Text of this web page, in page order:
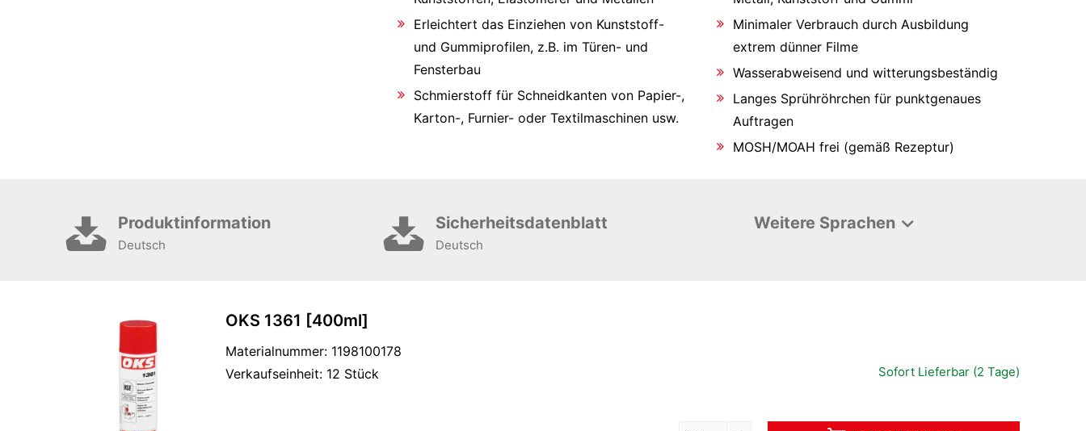
Erleichtert das Einziehen von Kunststoff-
und Gummiprofilen, z.B. im Türen- und
Fensterbau
Schmierstoff für Schneidkanten von Papier-,
Karton-, Furnier- oder Textilmaschinen usw.
Minimaler Verbrauch durch Ausbildung
extrem dünner Filme
Wasserabweisend und witterungsbeständig
Langes Sprühröhrchen für punktgenaues
Auftragen
MOSH/MOAH frei (gemäß Rezeptur)
Produktinformation
Deutsch
Sicherheitsdatenblatt
Deutsch
Weitere Sprachen
OKS 1361 [400ml]
Materialnummer: 1198100178
Verkaufseinheit: 12 Stück
Sofort Lieferbar (2 Tage)